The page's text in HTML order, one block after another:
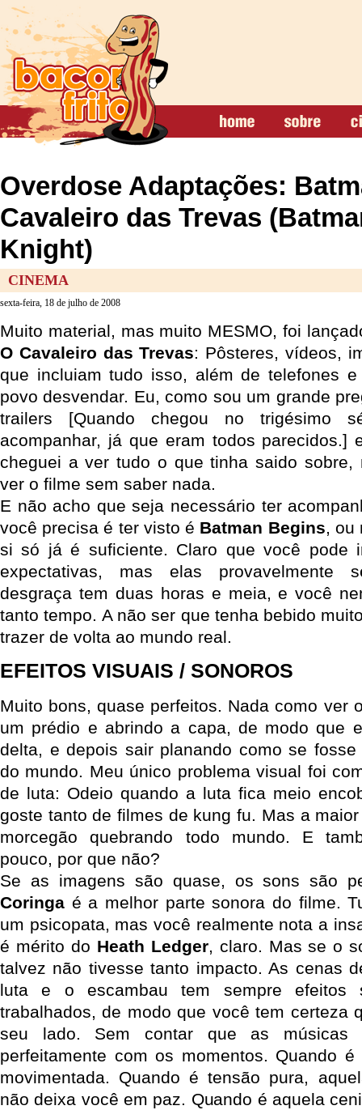
Overdose Adaptações:
Cavaleiro das Trevas
Knight)
CINEMA
sexta-feira, 18 de julho de 2008
Muito material, mas muito MESMO, foi
O Cavaleiro das Trevas: Pôsteres, vídeos,
que incluiam tudo isso, além de telefones
povo desvendar. Eu, como sou um grande
trailers [Quando chegou no trigésimo
acompanhar, já que eram todos parecidos.]
cheguei a ver tudo o que tinha saido sobre,
ver o filme sem saber nada.
E não acho que seja necessário ter
você precisa é ter visto é Batman Begins, ou
si só já é suficiente. Claro que você pode
expectativas, mas elas provavelmente
desgraça tem duas horas e meia, e você
tanto tempo. A não ser que tenha bebido
trazer de volta ao mundo real.
EFEITOS VISUAIS / SONOROS
Muito bons, quase perfeitos. Nada como ver
um prédio e abrindo a capa, de modo que
delta, e depois sair planando como se
do mundo. Meu único problema visual foi
de luta: Odeio quando a luta fica meio
goste tanto de filmes de kung fu. Mas a
morcegão quebrando todo mundo. E
pouco, por que não?
Se as imagens são quase, os sons são
Coringa é a melhor parte sonora do filme.
um psicopata, mas você realmente nota a
é mérito do Heath Ledger, claro. Mas se o
talvez não tivesse tanto impacto. As cenas
luta e o escambau tem sempre efeitos
trabalhados, de modo que você tem certeza
seu lado. Sem contar que as músicas
perfeitamente com os momentos. Quando
movimentada. Quando é tensão pura,
não deixa você em paz. Quando é aquela